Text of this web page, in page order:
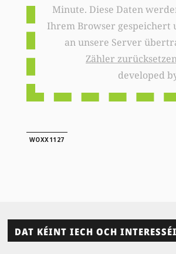
Minute. Diese Daten
Ihrem Browser gespeichert
an unsere Server
Zähler
developed
WOXX1127
DAT KÉINT IECH OCH